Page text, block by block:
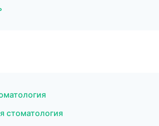
стоматология